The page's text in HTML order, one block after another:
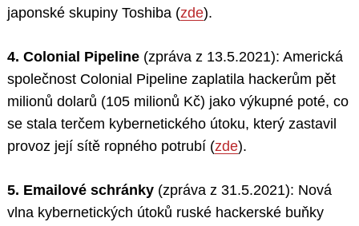
japonské skupiny Toshiba (zde).
4. Colonial Pipeline (zpráva z 13.5.2021): Americká
společnost Colonial Pipeline zaplatila hackerům pět
milionů dolarů (105 milionů Kč) jako výkupné poté, co
se stala terčem kybernetického útoku, který zastavil
provoz její sítě ropného potrubí (zde).
5. Emailové schránky (zpráva z 31.5.2021): Nová
vlna kybernetických útoků ruské hackerské buňky